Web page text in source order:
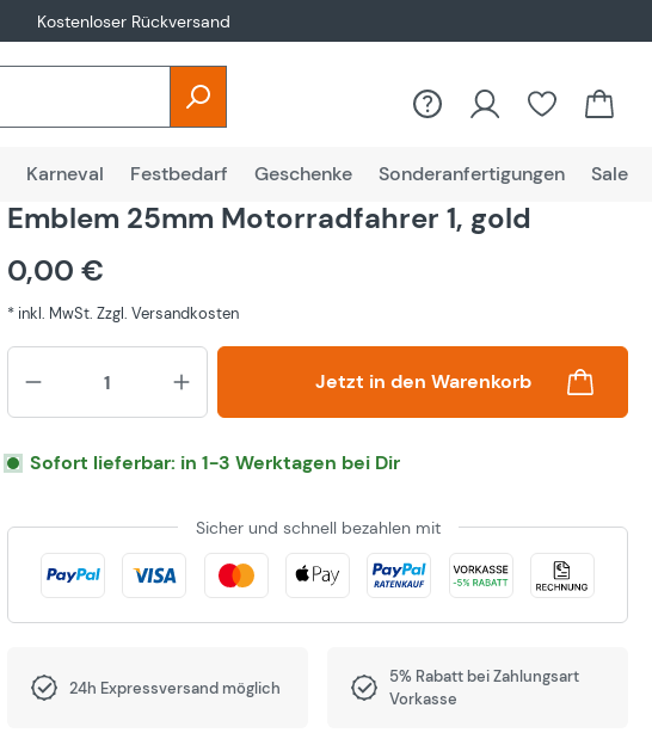
Kostenloser Rückversand
Karneval Festbedarf Geschenke Sonderanfertigungen Sale
Emblem 25mm Motorradfahrer 1, gold
0,00 €
* inkl. MwSt. Zzgl. Versandkosten
Produkt Anzahl: Gib den
Jetzt in den Warenkorb
Sofort lieferbar: in 1-3 Werktagen bei Dir
Sicher und schnell bezahlen mit
24h Expressversand möglich
5% Rabatt bei Zahlungsart
Vorkasse